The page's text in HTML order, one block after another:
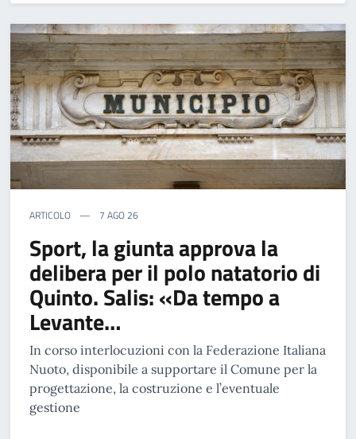
ARTICOLO 7 AGO 26
Sport, la giunta approva la
delibera per il polo natatorio di
Quinto. Salis: «Da tempo a
Levante…
In corso interlocuzioni con la Federazione Italiana
Nuoto, disponibile a supportare il Comune per la
progettazione, la costruzione e l’eventuale
gestione